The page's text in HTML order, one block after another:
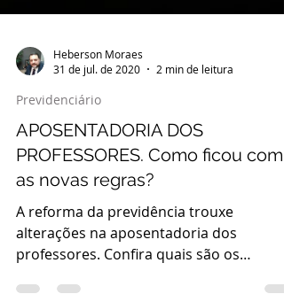
Heberson Moraes
Previdenciário
APOSENTADORIA DOS
PROFESSORES. Como ficou com
as novas regras?
A reforma da previdência trouxe
alterações na aposentadoria dos